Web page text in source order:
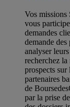
Vos missions
vous
demandes
demande
analyser
recherchez
prospects sur
partenaires
de
par la prise